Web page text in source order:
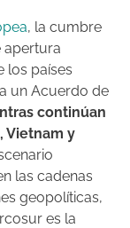
, la cumbre
apertura
los países
un Acuerdo de
continúan
Vietnam y
las cadenas
geopolíticas,
es la